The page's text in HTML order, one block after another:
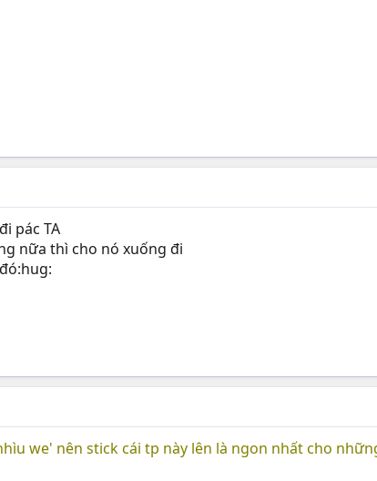
pác TA
nữa thì cho nó xuống đi
we' nên stick cái tp này lên là ngon nhất cho